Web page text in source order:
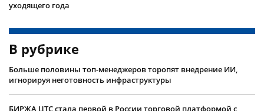
уходящего года
В рубрике
Больше половины топ-менеджеров торопят внедрение ИИ,
игнорируя неготовность инфраструктуры
БИРЖА ЦТС стала первой в России торговой платформой с